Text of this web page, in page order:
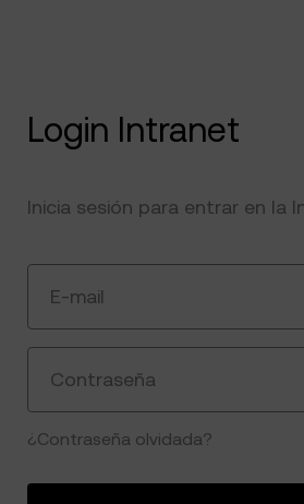
Login Intranet
Inicia sesión para entrar en la
E-mail
Contraseña
¿Contraseña olvidada?